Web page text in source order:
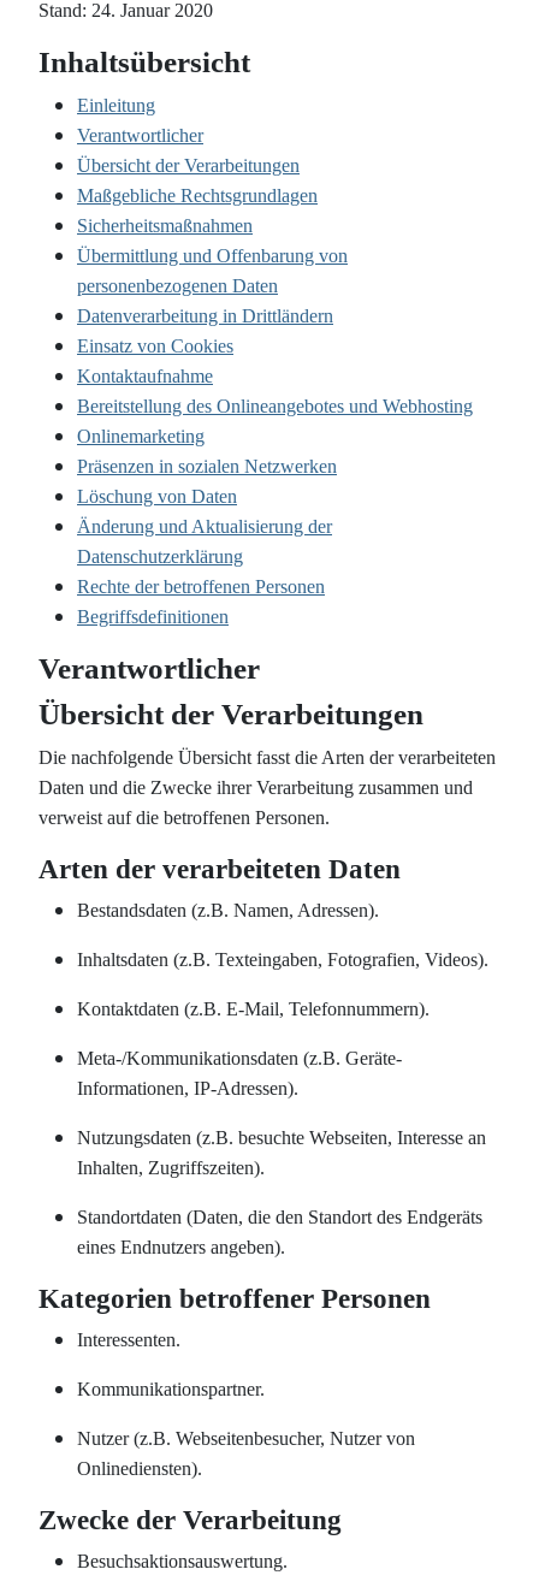
Stand: 24. Januar 2020
Inhaltsübersicht
Einleitung
Verantwortlicher
Übersicht der Verarbeitungen
Maßgebliche Rechtsgrundlagen
Sicherheitsmaßnahmen
Übermittlung und Offenbarung von
personenbezogenen Daten
Datenverarbeitung in Drittländern
Einsatz von Cookies
Kontaktaufnahme
Bereitstellung des Onlineangebotes und Webhosting
Onlinemarketing
Präsenzen in sozialen Netzwerken
Löschung von Daten
Änderung und Aktualisierung der
Datenschutzerklärung
Rechte der betroffenen Personen
Begriffsdefinitionen
Verantwortlicher
Übersicht der Verarbeitungen
Die nachfolgende Übersicht fasst die Arten der verarbeiteten
Daten und die Zwecke ihrer Verarbeitung zusammen und
verweist auf die betroffenen Personen.
Arten der verarbeiteten Daten
Bestandsdaten (z.B. Namen, Adressen).
Inhaltsdaten (z.B. Texteingaben, Fotografien, Videos).
Kontaktdaten (z.B. E-Mail, Telefonnummern).
Meta-/Kommunikationsdaten (z.B. Geräte-
Informationen, IP-Adressen).
Nutzungsdaten (z.B. besuchte Webseiten, Interesse an
Inhalten, Zugriffszeiten).
Standortdaten (Daten, die den Standort des Endgeräts
eines Endnutzers angeben).
Kategorien betroffener Personen
Interessenten.
Kommunikationspartner.
Nutzer (z.B. Webseitenbesucher, Nutzer von
Onlinediensten).
Zwecke der Verarbeitung
Besuchsaktionsauswertung.